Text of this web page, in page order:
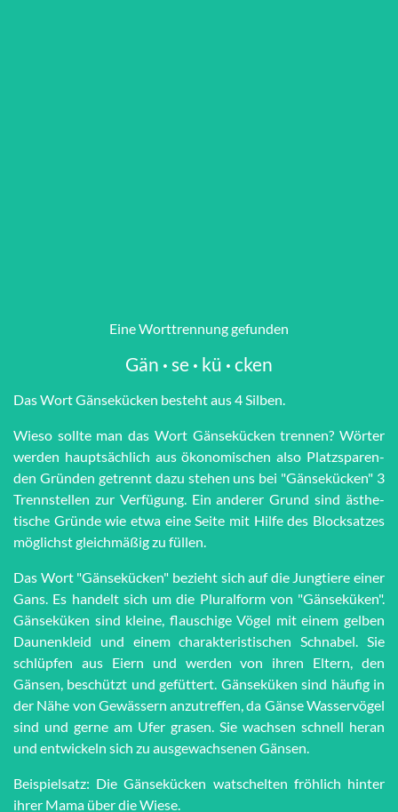
Eine Worttrennung gefunden
Gän · se · kü · cken
Das Wort Gän­se­kü­cken besteht aus 4 Silben.
Wieso sollte man das Wort Gän­se­kü­cken trennen? Wörter
werden haupt­sächlich aus öko­no­mi­schen also Platz­spar­en­
den Grün­den getrennt dazu stehen uns bei "Gän­se­kü­cken" 3
Trenn­stel­len zur Ver­fü­gung. Ein anderer Grund sind äs­the­
tische Grün­de wie et­wa eine Seite mit Hilfe des Block­satzes
möglichst gleich­mä­ßig zu füllen.
Das Wort "Gänsekücken" bezieht sich auf die Jungtiere einer
Gans. Es handelt sich um die Pluralform von "Gänseküken".
Gänseküken sind kleine, flauschige Vögel mit einem gelben
Daunenkleid und einem charakteristischen Schnabel. Sie
schlüpfen aus Eiern und werden von ihren Eltern, den
Gänsen, beschützt und gefüttert. Gänseküken sind häufig in
der Nähe von Gewässern anzutreffen, da Gänse Wasservögel
sind und gerne am Ufer grasen. Sie wachsen schnell heran
und entwickeln sich zu ausgewachsenen Gänsen.
Beispielsatz: Die Gänsekücken watschelten fröhlich hinter
ihrer Mama über die Wiese.